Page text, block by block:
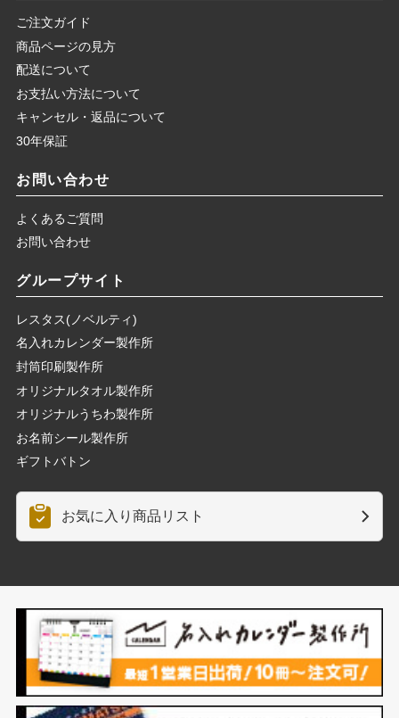
ご注文ガイド
商品ページの見方
配送について
お支払い方法について
キャンセル・返品について
30年保証
お問い合わせ
よくあるご質問
お問い合わせ
グループサイト
レスタス(ノベルティ)
名入れカレンダー製作所
封筒印刷製作所
オリジナルタオル製作所
オリジナルうちわ製作所
お名前シール製作所
ギフトバトン
お気に入り商品リスト